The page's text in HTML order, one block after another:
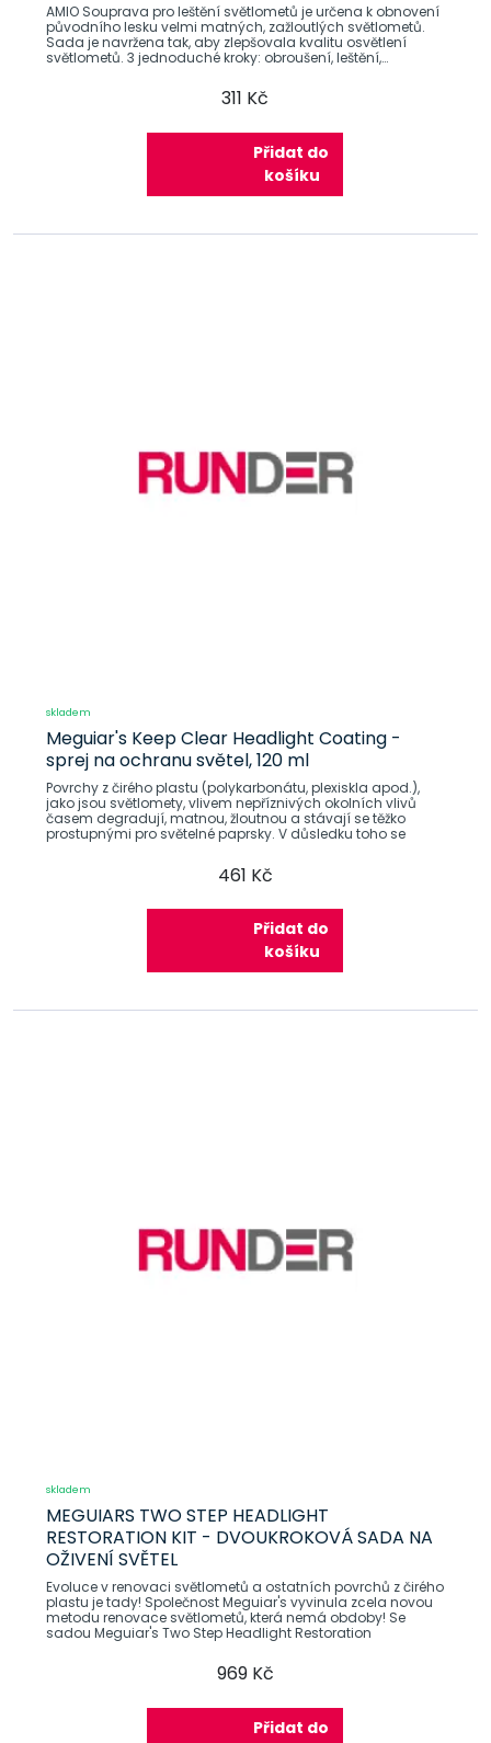
AMIO Souprava pro leštění světlometů je určena k obnovení
původního lesku velmi matných, zažloutlých světlometů.
Sada je navržena tak, aby zlepšovala kvalitu osvětlení
světlometů. 3 jednoduché kroky: obroušení, leštění,
311 Kč
Přidat do
košíku
skladem
Meguiar's Keep Clear Headlight Coating -
sprej na ochranu světel, 120 ml
Povrchy z čirého plastu (polykarbonátu, plexiskla apod.),
jako jsou světlomety, vlivem nepříznivých okolních vlivů
časem degradují, matnou, žloutnou a stávají se těžko
prostupnými pro světelné paprsky. V důsledku toho se
461 Kč
Přidat do
košíku
skladem
MEGUIARS TWO STEP HEADLIGHT
RESTORATION KIT - DVOUKROKOVÁ SADA NA
OŽIVENÍ SVĚTEL
Evoluce v renovaci světlometů a ostatních povrchů z čirého
plastu je tady! Společnost Meguiar's vyvinula zcela novou
metodu renovace světlometů, která nemá obdoby! Se
sadou Meguiar's Two Step Headlight Restoration
969 Kč
Přidat do